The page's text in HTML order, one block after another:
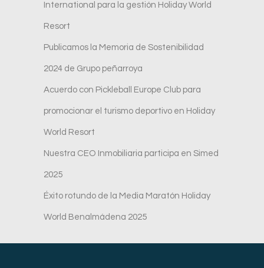
International para la gestión Holiday World
Resort
Publicamos la Memoria de Sostenibilidad
2024 de Grupo peñarroya
Acuerdo con Pickleball Europe Club para
promocionar el turismo deportivo en Holiday
World Resort
Nuestra CEO Inmobiliaria participa en Simed
2025
Éxito rotundo de la Media Maratón Holiday
World Benalmádena 2025